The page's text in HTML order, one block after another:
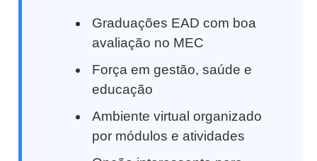
Graduações EAD com boa
avaliação no MEC
Força em gestão, saúde e
educação
Ambiente virtual organizado
por módulos e atividades